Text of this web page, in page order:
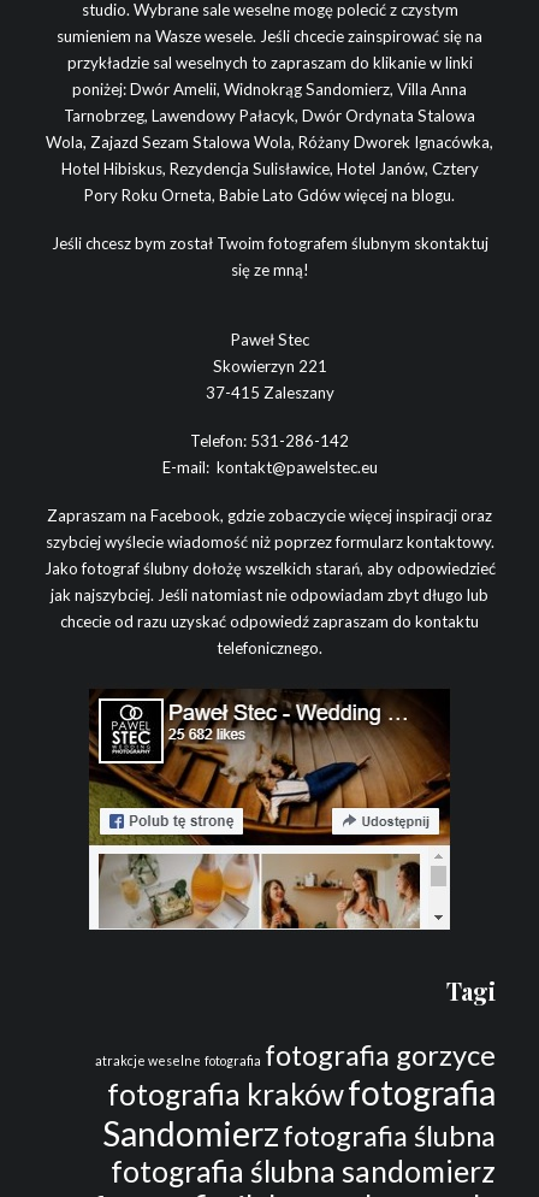
studio. Wybrane sale weselne mogę polecić z czystym
sumieniem na Wasze wesele. Jeśli chcecie zainspirować się na
przykładzie sal weselnych to zapraszam do klikanie w linki
poniżej:Dwór Amelii, Widnokrąg Sandomierz, Villa Anna
Tarnobrzeg, Lawendowy Pałacyk, Dwór Ordynata Stalowa
Wola, Zajazd Sezam Stalowa Wola, Różany Dworek Ignacówka,
Hotel Hibiskus, Rezydencja Sulisławice, Hotel Janów, Cztery
Pory Roku Orneta, Babie Lato Gdówwięcej na blogu.
Jeśli chcesz bym został Twoim fotografem ślubnym skontaktuj
się ze mną!
Paweł Stec
Skowierzyn 221
37-415 Zaleszany
Telefon: 531-286-142
E-mail: kontakt@pawelstec.eu
Zapraszam na Facebook, gdzie zobaczycie więcej inspiracji oraz
szybciej wyślecie wiadomość niż poprzez formularz kontaktowy.
Jako fotograf ślubny dołożę wszelkich starań, aby odpowiedzieć
jak najszybciej. Jeśli natomiast nie odpowiadam zbyt długo lub
chcecie od razu uzyskać odpowiedź zapraszam do kontaktu
telefonicznego.
Tagi
atrakcje weselne fotografia fotografia gorzyce
fotografia krakówfotografia
Sandomierzfotografia ślubna
fotografia ślubna sandomierz